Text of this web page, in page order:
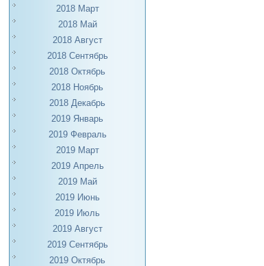
2018 Март
2018 Май
2018 Август
2018 Сентябрь
2018 Октябрь
2018 Ноябрь
2018 Декабрь
2019 Январь
2019 Февраль
2019 Март
2019 Апрель
2019 Май
2019 Июнь
2019 Июль
2019 Август
2019 Сентябрь
2019 Октябрь